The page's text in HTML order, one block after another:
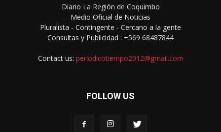
Diario La Región de Coquimbo
Medio Oficial de Noticias
Pluralista - Contingente - Cercano a la gente
Consultas y Publicidad : +569 68487844
Contact us: periodicotiempo2012@gmail.com
FOLLOW US